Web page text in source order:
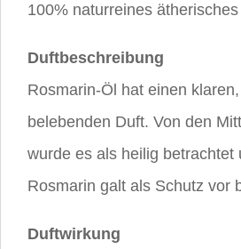
100% naturreines ätherisches
Duftbeschreibung
Rosmarin-Öl hat einen
belebenden Duft. Von den
wurde es als heilig betrachtet
Rosmarin galt als Schutz vor
Duftwirkung